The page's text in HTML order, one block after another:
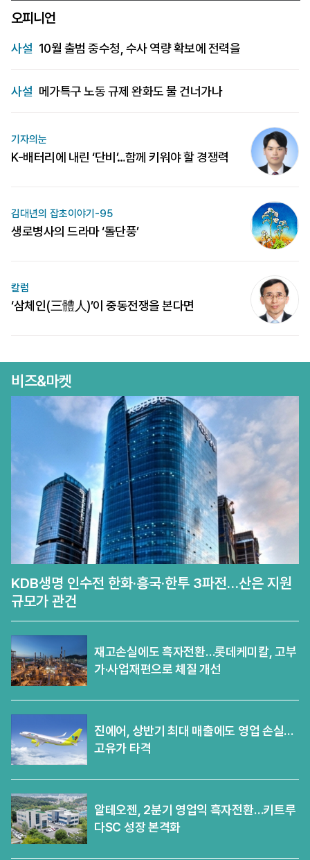
오피니언
사설 10월 출범 중수청, 수사 역량 확보에 전력을
사설 메가특구 노동 규제 완화도 물 건너가나
기자의눈
K-배터리에 내린 ‘단비’…함께 키워야 할 경쟁력
김대년의 잡초이야기-95
생로병사의 드라마 ‘돌단풍’
칼럼
‘삼체인(三體人)’이 중동전쟁을 본다면
비즈&마켓
KDB생명 인수전 한화·흥국·한투 3파전…산은 지원
규모가 관건
재고손실에도 흑자전환…롯데케미칼, 고부
가·사업재편으로 체질 개선
진에어, 상반기 최대 매출에도 영업 손실…
고유가 타격
알테오젠, 2분기 영업익 흑자전환…키트루
다SC 성장 본격화